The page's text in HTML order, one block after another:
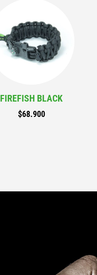
FIREFISH BLACK
$68.900